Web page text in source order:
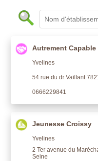
Autrement Capable
Yvelines
54 rue du dr Vaillant
0666229841
Jeunesse Croissy
Yvelines
2 Ter avenue du
Seine